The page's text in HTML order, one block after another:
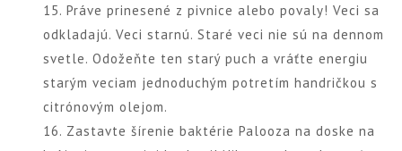
15. Práve prinesené z pivnice alebo povaly! Veci sa
odkladajú. Veci starnú. Staré veci nie sú na dennom
svetle. Odožeňte ten starý puch a vráťte energiu
starým veciam jednoduchým potretím handričkou s
citrónovým olejom.
16. Zastavte šírenie baktérie Palooza na doske na